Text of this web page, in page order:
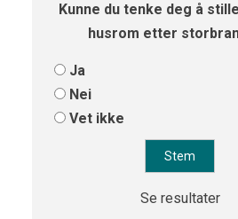
Kunne du tenke deg å
husrom etter
Ja
Nei
Vet ikke
Se resultater